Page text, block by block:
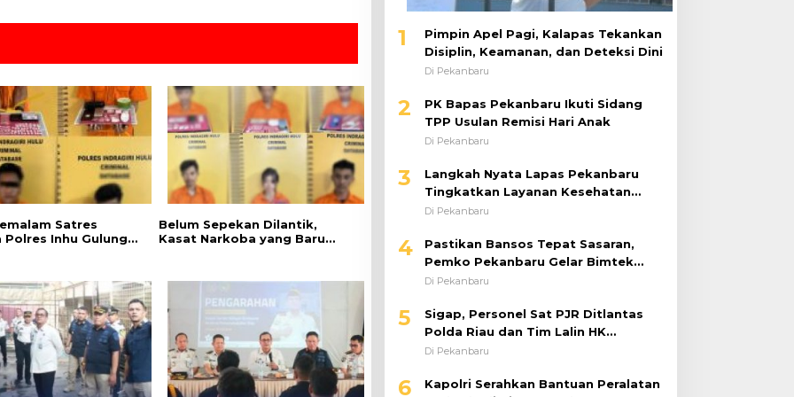
Satres
Polres Inhu Gulung
Belum Sepekan Dilantik,
Kasat Narkoba yang Baru
Diciduk
1
Pimpin Apel Pagi, Kalapas Tekankan
Disiplin, Keamanan, dan Deteksi Dini
Di Pekanbaru
2
PK Bapas Pekanbaru Ikuti Sidang
TPP Usulan Remisi Hari Anak
Di Pekanbaru
3
Langkah Nyata Lapas Pekanbaru
Tingkatkan Layanan Kesehatan
Melalui Program Prolanis
Di Pekanbaru
4
Pastikan Bansos Tepat Sasaran,
Pemko Pekanbaru Gelar Bimtek
DTSEN Bagi Operator Puskessos
Di Pekanbaru
5
Sigap, Personel Sat PJR Ditlantas
Polda Riau dan Tim Lalin HK
Berjibaku Selamatkan Korban
Di Pekanbaru
6
Kapolri Serahkan Bantuan Peralatan